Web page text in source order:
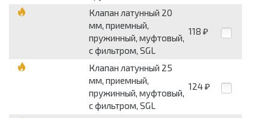
Клапан латунный 20
мм, приемный,
пружинный, муфтовый,
с фильтром, SGL
118 ₽
Клапан латунный 25
мм, приемный,
пружинный, муфтовый,
с фильтром, SGL
124 ₽